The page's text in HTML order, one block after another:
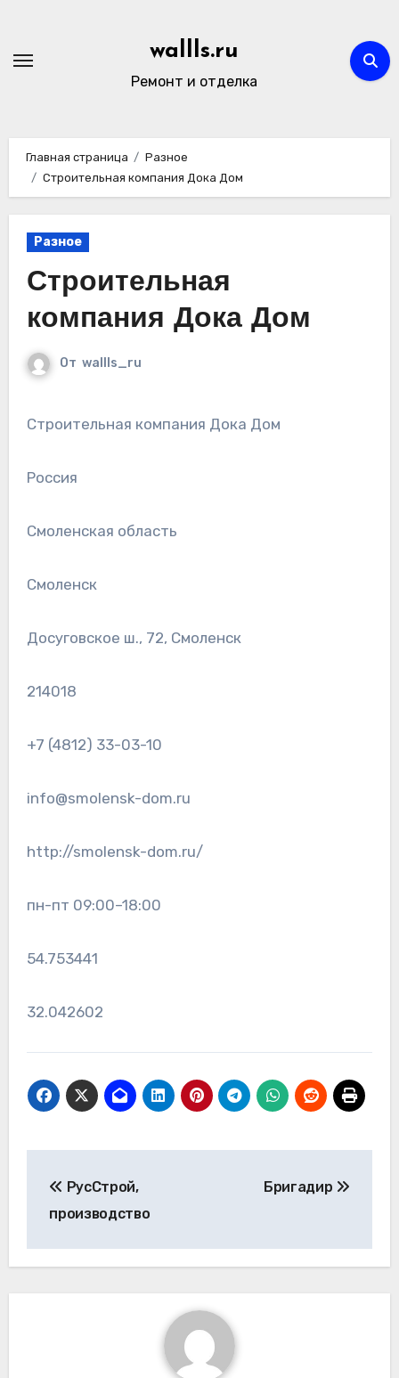
содержимому
wallls.ru
Ремонт и отделка
Главная страница
Разное
Строительная компания Дока Дом
Разное
Строительная
компания Дока Дом
От wallls_ru
Строительная компания Дока Дом
Россия
Смоленская область
Смоленск
Досуговское ш., 72, Смоленск
214018
+7 (4812) 33-03-10
info@smolensk-dom.ru
http://smolensk-dom.ru/
пн-пт 09:00–18:00
54.753441
32.042602
по
РусСтрой,
производство
Бригадир